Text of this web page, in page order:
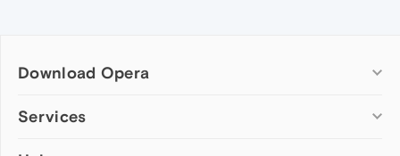
Download Opera
Computer browsers
Services